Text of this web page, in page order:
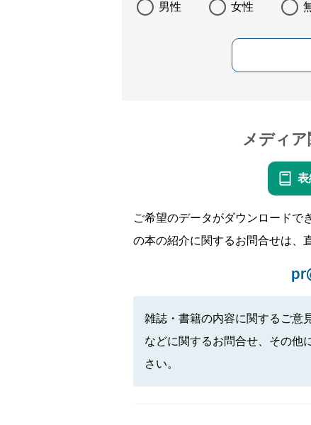
男性 女性
メディ
表
ご希望のデータがダウンロードで
の本の紹介に関するお問合せは、
雑誌・書籍の内容に関するご意
などに関するお問合せ、その他
さい。